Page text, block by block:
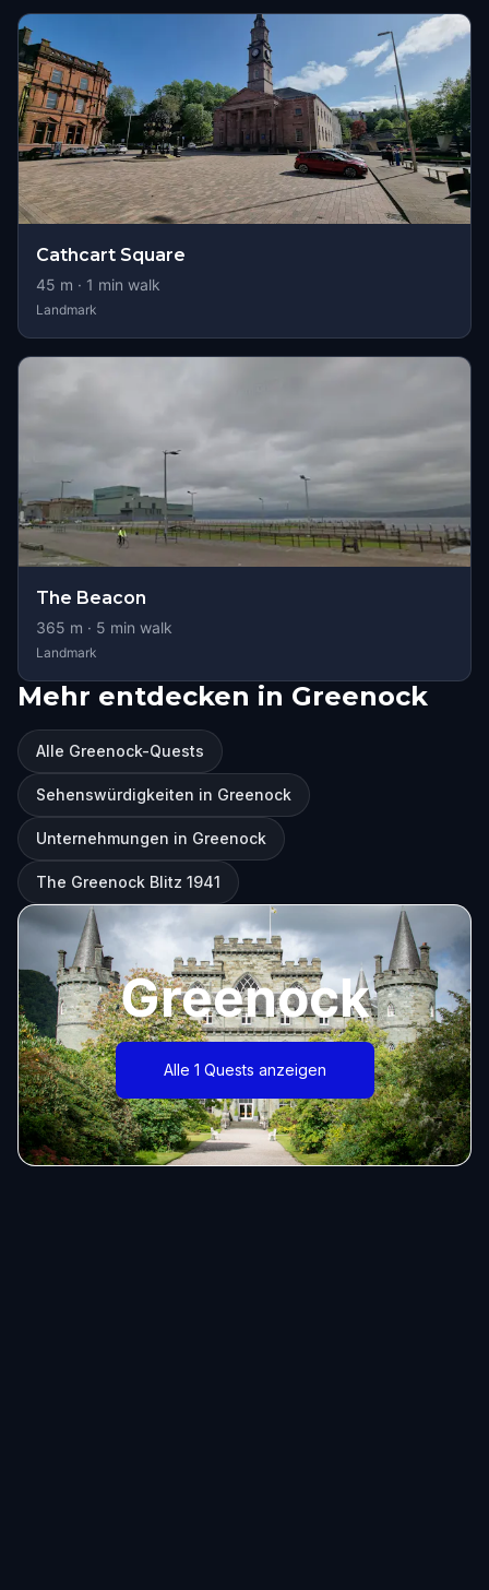
Cathcart Square
45 m · 1 min walk
Landmark
The Beacon
365 m · 5 min walk
Landmark
Mehr entdecken in Greenock
Alle Greenock-Quests
Sehenswürdigkeiten in Greenock
Unternehmungen in Greenock
The Greenock Blitz 1941
Greenock
Alle 1 Quests anzeigen